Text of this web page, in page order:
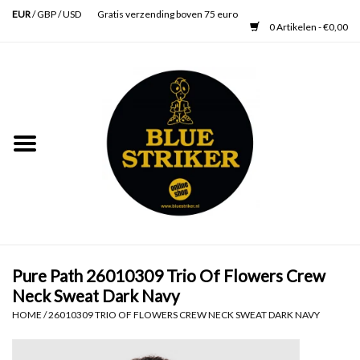
EUR/GBP/USD
Gratis verzending boven 75 euro
0 Artikelen - €0,00
Schoenen
Pure Path 26010309 Trio Of Flowers Crew
Neck Sweat Dark Navy
HOME /26010309 TRIO OF FLOWERS CREW NECK SWEAT DARK NAVY